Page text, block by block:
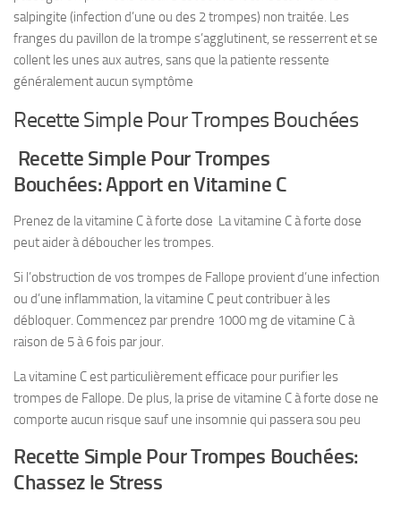
salpingite (infection d’une ou des 2 trompes) non traitée. Les
franges du pavillon de la trompe s’agglutinent, se resserrent et se
collent les unes aux autres, sans que la patiente ressente
généralement aucun symptôme
Recette Simple Pour Trompes Bouchées
Recette Simple Pour Trompes
Bouchées: Apport en Vitamine C
Prenez de la vitamine C à forte dose La vitamine C à forte dose
peut aider à déboucher les trompes.
Si l’obstruction de vos trompes de Fallope provient d’une infection
ou d’une inflammation, la vitamine C peut contribuer à les
débloquer. Commencez par prendre 1000 mg de vitamine C à
raison de 5 à 6 fois par jour.
La vitamine C est particulièrement efficace pour purifier les
trompes de Fallope. De plus, la prise de vitamine C à forte dose ne
comporte aucun risque sauf une insomnie qui passera sou peu
Recette Simple Pour Trompes Bouchées:
Chassez le Stress